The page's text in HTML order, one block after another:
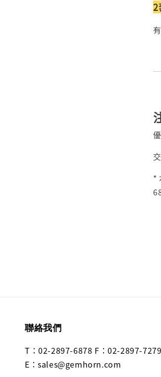
2
*
聯絡我們
T：02-2897-6878 F：02-2897-7279
E：sales@gemhorn.com